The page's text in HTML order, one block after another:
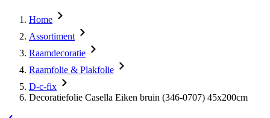
Home
Assortiment
Raamdecoratie
Raamfolie & Plakfolie
D-c-fix
Decoratiefolie Casella Eiken bruin (346-0707) 45x200cm